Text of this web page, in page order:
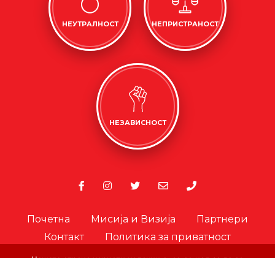
НЕУТРАЛНОСТ НЕПРИСТРАНОСТ
НЕЗАВИСНОСТ
Почетна Мисија и Визија
Партнери
Контакт
Политика за приватност
Политика за колачиња